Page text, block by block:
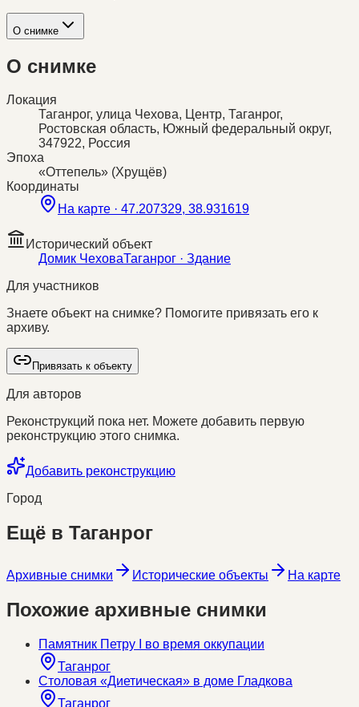
О снимке
О снимке
Локация
Таганрог, улица Чехова, Центр, Таганрог,
Ростовская область, Южный федеральный округ,
347922, Россия
Эпоха
«Оттепель» (Хрущёв)
Координаты
На карте · 47.207329, 38.931619
Исторический объект
Домик ЧеховаТаганрог · Здание
Для участников
Знаете объект на снимке? Помогите привязать его к
архиву.
Привязать к объекту
Для авторов
Реконструкций пока нет. Можете добавить первую
реконструкцию этого снимка.
Добавить реконструкцию
Город
Ещё в Таганрог
Архивные снимки Исторические объекты На карте
Похожие архивные снимки
Памятник Петру I во время оккупации
Таганрог
Столовая «Диетическая» в доме Гладкова
Таганрог